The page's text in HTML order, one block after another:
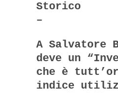
Storico
–
A Salvatore
deve un
che è
indice